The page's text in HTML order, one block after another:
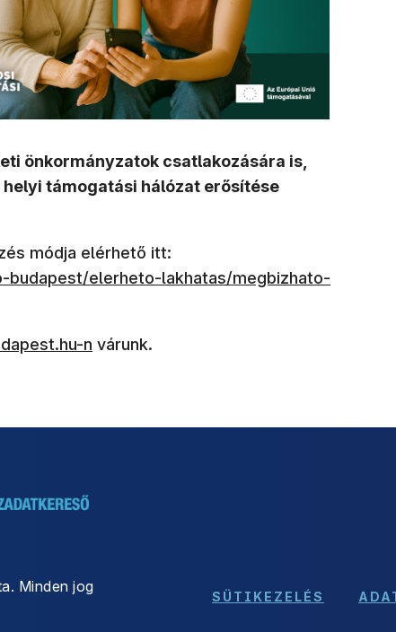
önkormányzatok csatlakozására is,
helyi támogatási hálózat erősítése
módja elérhető itt:
elerheto-lakhatas/megbizhato-
nyílik meg)
n várunk.
Minden jog
SÜTIKEZELÉS